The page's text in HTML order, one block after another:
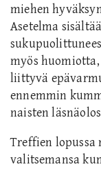
miehen
Asetelma
myös
liittyvä
ennemmin
naisten
Treffien lopussa
valitsemansa